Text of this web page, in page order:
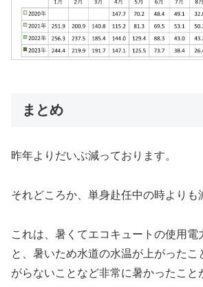
まとめ
昨年よりだいぶ減っております。
それどころか、単身赴任中の時よりも
これは、暑くてエコキュートの使用電
と、暑いため水道の水温が上がったこ
がらないことなど非常に暑かったこと